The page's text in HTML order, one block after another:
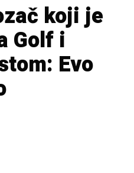
koji je
Golf i
Evo